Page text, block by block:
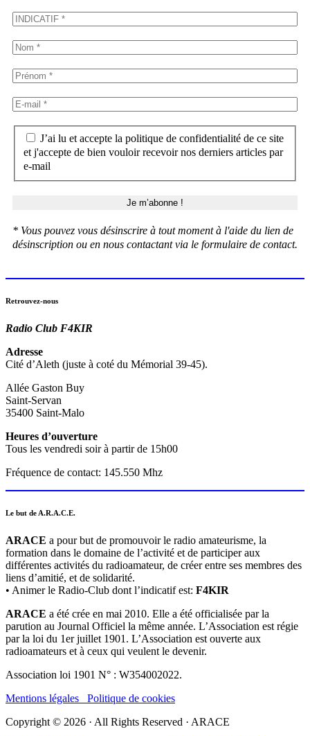
J’ai lu et accepte la politique de confidentialité de ce site
et j'accepte de bien vouloir recevoir nos derniers articles par
e-mail
* Vous pouvez vous désinscrire à tout moment à l'aide du lien de
désinscription ou en nous contactant via le formulaire de contact.
Retrouvez-nous
Radio Club F4KIR
Adresse
Cité d’Aleth (juste à coté du Mémorial 39-45).
Allée Gaston Buy
Saint-Servan
35400 Saint-Malo
Heures d’ouverture
Tous les vendredi soir à partir de 15h00
Fréquence de contact: 145.550 Mhz
Le but de A.R.A.C.E.
ARACE a pour but de promouvoir le radio amateurisme, la
formation dans le domaine de l’activité et de participer aux
différentes activités du radioamateur, de créer entre ses membres des
liens d’amitié, et de solidarité.
• Animer le Radio-Club dont l’indicatif est: F4KIR
ARACE a été crée en mai 2010. Elle a été officialisée par la
parution au Journal Officiel la même année. L’Association est régie
par la loi du 1er juillet 1901. L’Association est ouverte aux
radioamateurs et à ceux qui veulent le devenir.
Association loi 1901 N° : W354002022.
Mentions légales Politique de cookies
Copyright © 2026 · All Rights Reserved · ARACE